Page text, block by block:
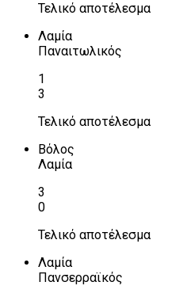
Τελικό αποτέλεσμα
Λαμία
Παναιτωλικός
1
3
Τελικό αποτέλεσμα
Βόλος
Λαμία
3
0
Τελικό αποτέλεσμα
Λαμία
Πανσερραϊκός